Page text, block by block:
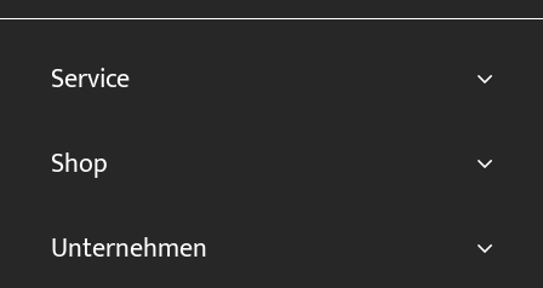
Service
Shop
Unternehmen